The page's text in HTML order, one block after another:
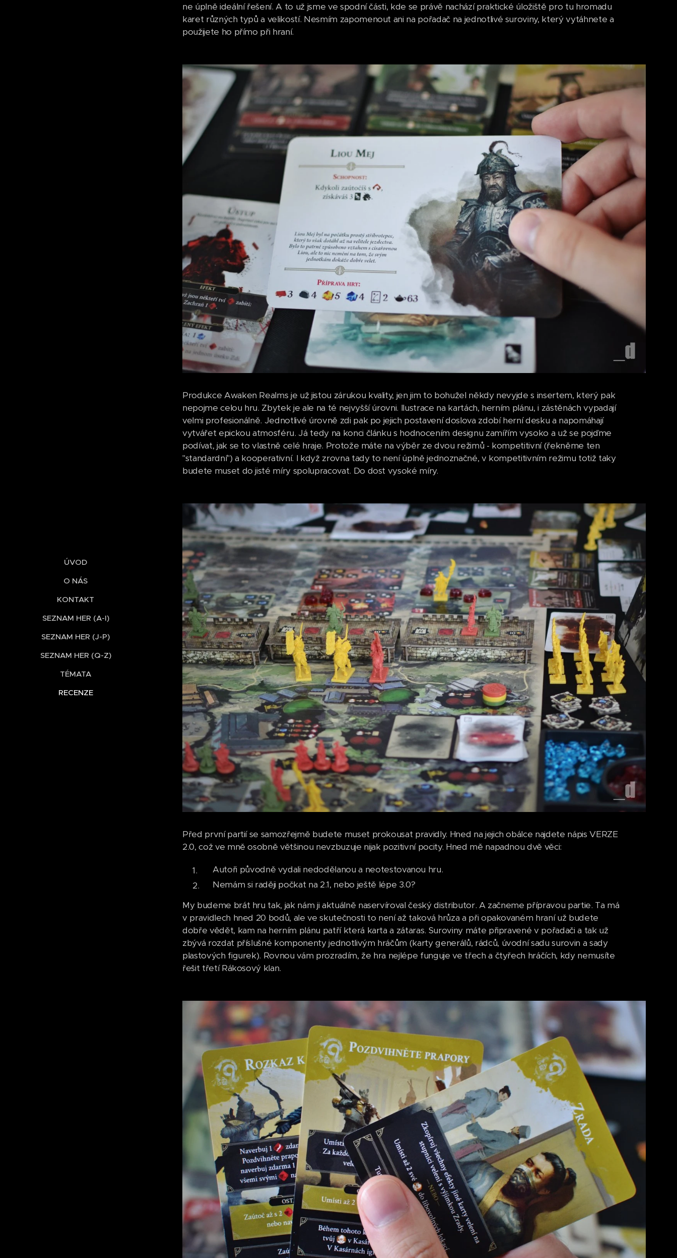
ÚVOD
O NÁS
KONTAKT
SEZNAM HER (A-I)
SEZNAM HER (J-P)
SEZNAM HER (Q-Z)
TÉMATA
RECENZE
ne úplně ideální řešení. A to už jsme ve spodní části, kde se právě nachází praktické úložiště pro tu hromadu
karet různých typů a velikostí. Nesmím zapomenout ani na pořadač na jednotlivé suroviny, který vytáhnete a
použijete ho přímo při hraní.
Produkce Awaken Realms je už jistou zárukou kvality, jen jim to bohužel někdy nevyjde s insertem, který pak
nepojme celou hru. Zbytek je ale na té nejvyšší úrovni. Ilustrace na kartách, herním plánu, i zástěnách vypadají
velmi profesionálně. Jednotlivé úrovně zdi pak po jejich postavení doslova zdobí herní desku a napomáhají
vytvářet epickou atmosféru. Já tedy na konci článku s hodnocením designu zamířím vysoko a už se pojďme
podívat, jak se to vlastně celé hraje. Protože máte na výběr ze dvou režimů - kompetitivní (řekněme ten
"standardní") a kooperativní. I když zrovna tady to není úplně jednoznačné, v kompetitivním režimu totiž taky
budete muset do jisté míry spolupracovat. Do dost vysoké míry.
Před první partií se samozřejmě budete muset prokousat pravidly. Hned na jejich obálce najdete nápis VERZE
2.0, což ve mně osobně většinou nevzbuzuje nijak pozitivní pocity. Hned mě napadnou dvě věci:
Autoři původně vydali nedodělanou a neotestovanou hru.
Nemám si raději počkat na 2.1, nebo ještě lépe 3.0?
My budeme brát hru tak, jak nám ji aktuálně naservíroval český distributor. A začneme přípravou partie. Ta má
v pravidlech hned 20 bodů, ale ve skutečnosti to není až taková hrůza a při opakovaném hraní už budete
dobře vědět, kam na herním plánu patří která karta a zátaras. Suroviny máte připravené v pořadači a tak už
zbývá rozdat příslušné komponenty jednotlivým hráčům (karty generálů, rádců, úvodní sadu surovin a sady
plastových figurek). Rovnou vám prozradím, že hra nejlépe funguje ve třech a čtyřech hráčích, kdy nemusíte
řešit třetí Rákosový klan.